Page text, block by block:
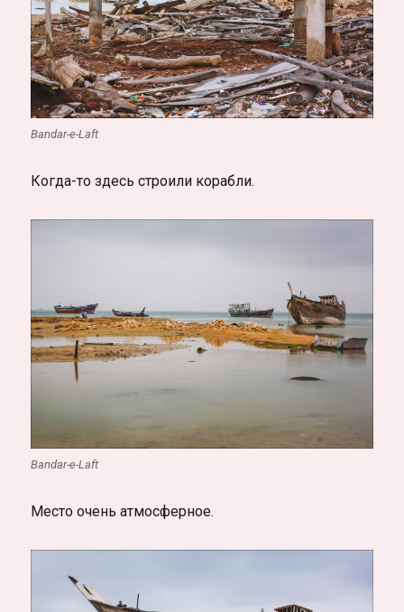
Bandar-e-Laft
Когда-то здесь строили корабли.
Bandar-e-Laft
Место очень атмосферное.